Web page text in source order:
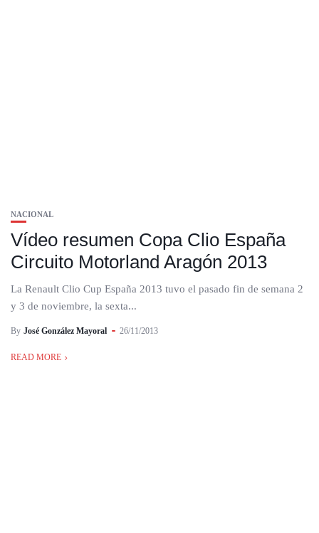
NACIONAL
Vídeo resumen Copa Clio España
Circuito Motorland Aragón 2013
La Renault Clio Cup España 2013 tuvo el pasado fin de semana 2
y 3 de noviembre, la sexta...
By José González Mayoral 26/11/2013
READ MORE